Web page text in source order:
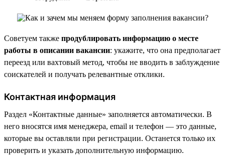
Советуем также продублировать информацию о месте
работы в описании вакансии: укажите, что она предполагает
переезд или вахтовый метод, чтобы не вводить в заблуждение
соискателей и получать релевантные отклики.
Контактная информация
Раздел «Контактные данные» заполняется автоматически. В
него вносятся имя менеджера, email и телефон — это данные,
которые вы оставляли при регистрации. Останется только их
проверить и указать дополнительную информацию.